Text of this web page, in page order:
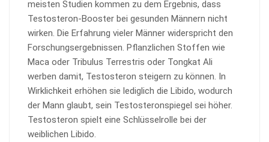
meisten Studien kommen zu dem Ergebnis, dass
Testosteron-Booster bei gesunden Männern nicht
wirken. Die Erfahrung vieler Männer widerspricht den
Forschungsergebnissen. Pflanzlichen Stoffen wie
Maca oder Tribulus Terrestris oder Tongkat Ali
werben damit, Testosteron steigern zu können. In
Wirklichkeit erhöhen sie lediglich die Libido, wodurch
der Mann glaubt, sein Testosteronspiegel sei höher.
Testosteron spielt eine Schlüsselrolle bei der
weiblichen Libido.